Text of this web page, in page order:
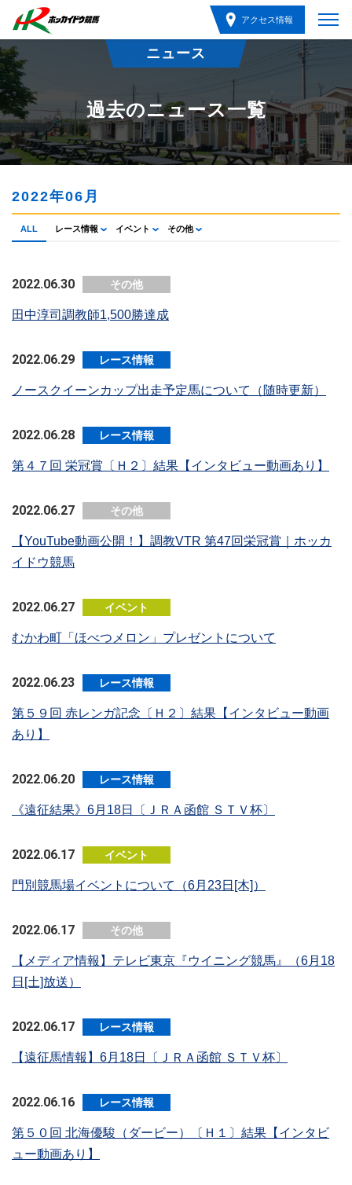
アクセス情報
ニュース
過去のニュース一覧
2022年06月
ALL レース情報 イベント その他
2022.06.30 その他
田中淳司調教師1,500勝達成
2022.06.29 レース情報
ノースクイーンカップ出走予定馬について（随時更新）
2022.06.28 レース情報
第４７回 栄冠賞〔Ｈ２〕結果【インタビュー動画あり】
2022.06.27 その他
【YouTube動画公開！】調教VTR 第47回栄冠賞｜ホッカ
イドウ競馬
2022.06.27 イベント
むかわ町「ほべつメロン」プレゼントについて
2022.06.23 レース情報
第５９回 赤レンガ記念〔Ｈ２〕結果【インタビュー動画
あり】
2022.06.20 レース情報
《遠征結果》6月18日〔ＪＲＡ函館 ＳＴＶ杯〕
2022.06.17 イベント
門別競馬場イベントについて（6月23日[木]）
2022.06.17 その他
【メディア情報】テレビ東京『ウイニング競馬』（6月18
日[土]放送）
2022.06.17 レース情報
【遠征馬情報】6月18日〔ＪＲＡ函館 ＳＴＶ杯〕
2022.06.16 レース情報
第５０回 北海優駿（ダービー）〔Ｈ１〕結果【インタビ
ュー動画あり】